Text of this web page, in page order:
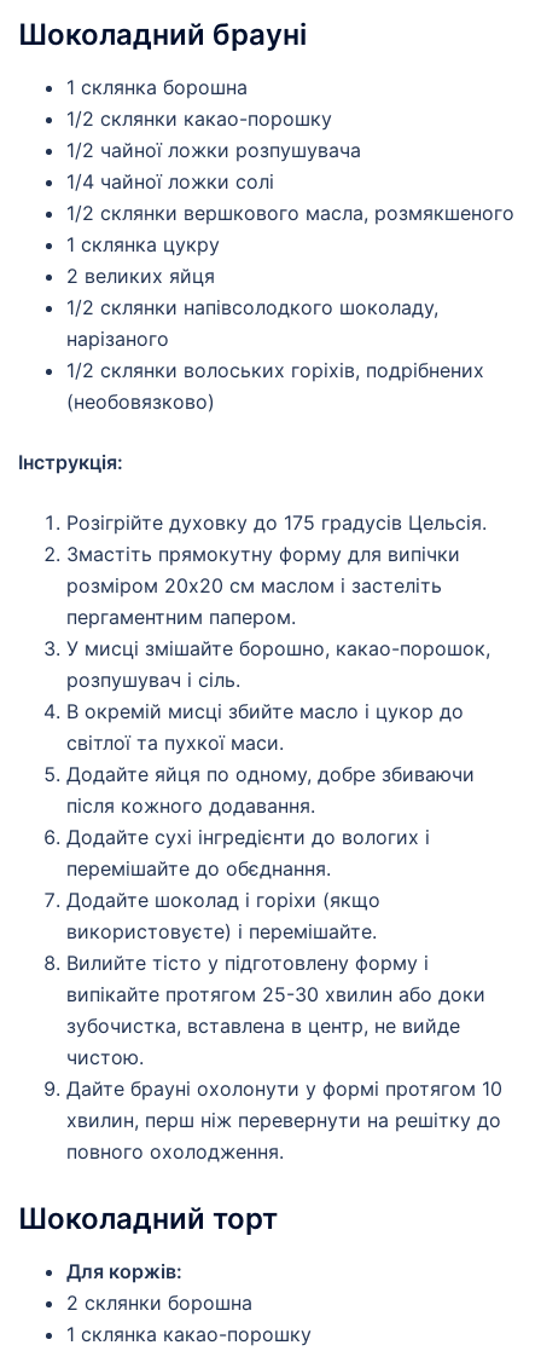
Шоколадний брауні
1 склянка борошна
1/2 склянки какао-порошку
1/2 чайної ложки розпушувача
1/4 чайної ложки солі
1/2 склянки вершкового масла, розмякшеного
1 склянка цукру
2 великих яйця
1/2 склянки напівсолодкого шоколаду,
нарізаного
1/2 склянки волоських горіхів, подрібнених
(необовязково)
Інструкція:
Розігрійте духовку до 175 градусів Цельсія.
Змастіть прямокутну форму для випічки
розміром 20х20 см маслом і застеліть
пергаментним папером.
У мисці змішайте борошно, какао-порошок,
розпушувач і сіль.
В окремій мисці збийте масло і цукор до
світлої та пухкої маси.
Додайте яйця по одному, добре збиваючи
після кожного додавання.
Додайте сухі інгредієнти до вологих і
перемішайте до обєднання.
Додайте шоколад і горіхи (якщо
використовуєте) і перемішайте.
Вилийте тісто у підготовлену форму і
випікайте протягом 25-30 хвилин або доки
зубочистка, вставлена в центр, не вийде
чистою.
Дайте брауні охолонути у формі протягом 10
хвилин, перш ніж перевернути на решітку до
повного охолодження.
Шоколадний торт
Для коржів:
2 склянки борошна
1 склянка какао-порошку